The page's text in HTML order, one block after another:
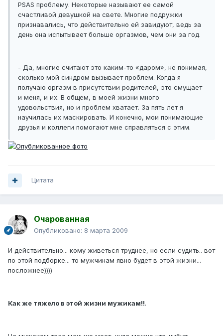
PSAS проблему. Некоторые называют ее самой
счастливой девушкой на свете. Многие подружки
признавались, что действительно ей завидуют, ведь за
день она испытывает больше оргазмов, чем они за год.
- Да, многие считают это каким-то «даром», не понимая,
сколько мой синдром вызывает проблем. Когда я
получаю оргазм в присутствии родителей, это смущает
и меня, и их. В общем, в моей жизни много
удовольствия, но и проблем хватает. За пять лет я
научилась их маскировать. И конечно, мои понимающие
друзья и коллеги помогают мне справляться с этим.
Цитата
Очарованная
Опубликовано: 8 марта 2009
И действительно... кому живеться труднее, но если судить.. вот
по этой подборке... то мужчинам явно будет в этой жизни...
посложнее))))
Как же тяжело в этой жизни мужикам!!.